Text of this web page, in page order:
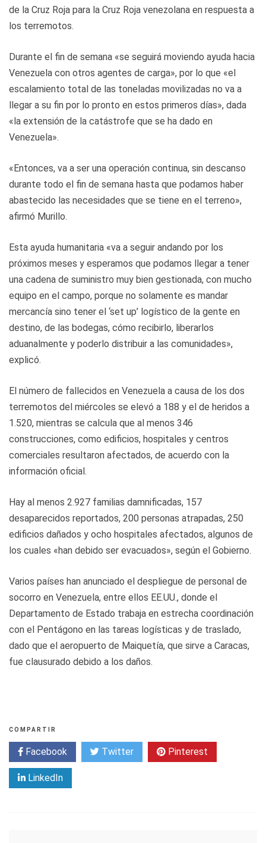
de la Cruz Roja para la Cruz Roja venezolana en respuesta a
los terremotos.
Durante el fin de semana «se seguirá moviendo ayuda hacia
Venezuela con otros agentes de carga», por lo que «el
escalamiento total de las toneladas movilizadas no va a
llegar a su fin por lo pronto en estos primeros días», dada
«la extensión de la catástrofe que se ha dado en
Venezuela».
«Entonces, va a ser una operación continua, sin descanso
durante todo el fin de semana hasta que podamos haber
abastecido las necesidades que se tiene en el terreno»,
afirmó Murillo.
Esta ayuda humanitaria «va a seguir andando por los
próximos meses y esperamos que podamos llegar a tener
una cadena de suministro muy bien gestionada, con mucho
equipo en el campo, porque no solamente es mandar
mercancía sino tener el ‘set up’ logístico de la gente en
destino, de las bodegas, cómo recibirlo, liberarlos
aduanalmente y poderlo distribuir a las comunidades»,
explicó.
El número de fallecidos en Venezuela a causa de los dos
terremotos del miércoles se elevó a 188 y el de heridos a
1.520, mientras se calcula que al menos 346
construcciones, como edificios, hospitales y centros
comerciales resultaron afectados, de acuerdo con la
información oficial.
Hay al menos 2.927 familias damnificadas, 157
desaparecidos reportados, 200 personas atrapadas, 250
edificios dañados y ocho hospitales afectados, algunos de
los cuales «han debido ser evacuados», según el Gobierno.
Varios países han anunciado el despliegue de personal de
socorro en Venezuela, entre ellos EE.UU., donde el
Departamento de Estado trabaja en estrecha coordinación
con el Pentágono en las tareas logísticas y de traslado,
dado que el aeropuerto de Maiquetía, que sirve a Caracas,
fue clausurado debido a los daños.
COMPARTIR
Facebook Twitter Pinterest
LinkedIn